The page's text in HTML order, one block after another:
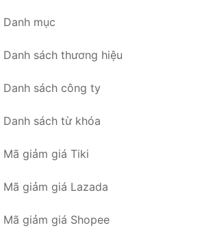
Danh mục
Danh sách thương hiệu
Danh sách công ty
Danh sách từ khóa
Mã giảm giá Tiki
Mã giảm giá Lazada
Mã giảm giá Shopee